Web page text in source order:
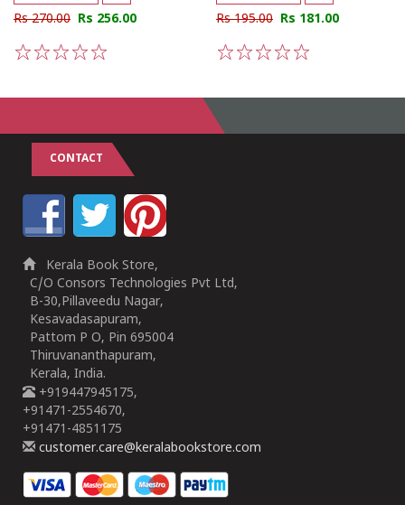
Rs 270.00 Rs 256.00
Rs 195.00 Rs 181.00
CONTACT
Kerala Book Store,
C/O Consors Technologies Pvt Ltd,
B-30,Pillaveedu Nagar,
Kesavadasapuram,
Pattom P O, Pin 695004
Thiruvananthapuram,
Kerala, India.
+919447945175,
+91471-2554670,
+91471-4851175
customer.care@keralabookstore.com